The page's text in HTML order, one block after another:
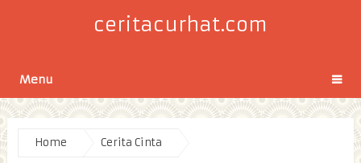
ceritacurhat.com
Menu
Home Cerita Cinta